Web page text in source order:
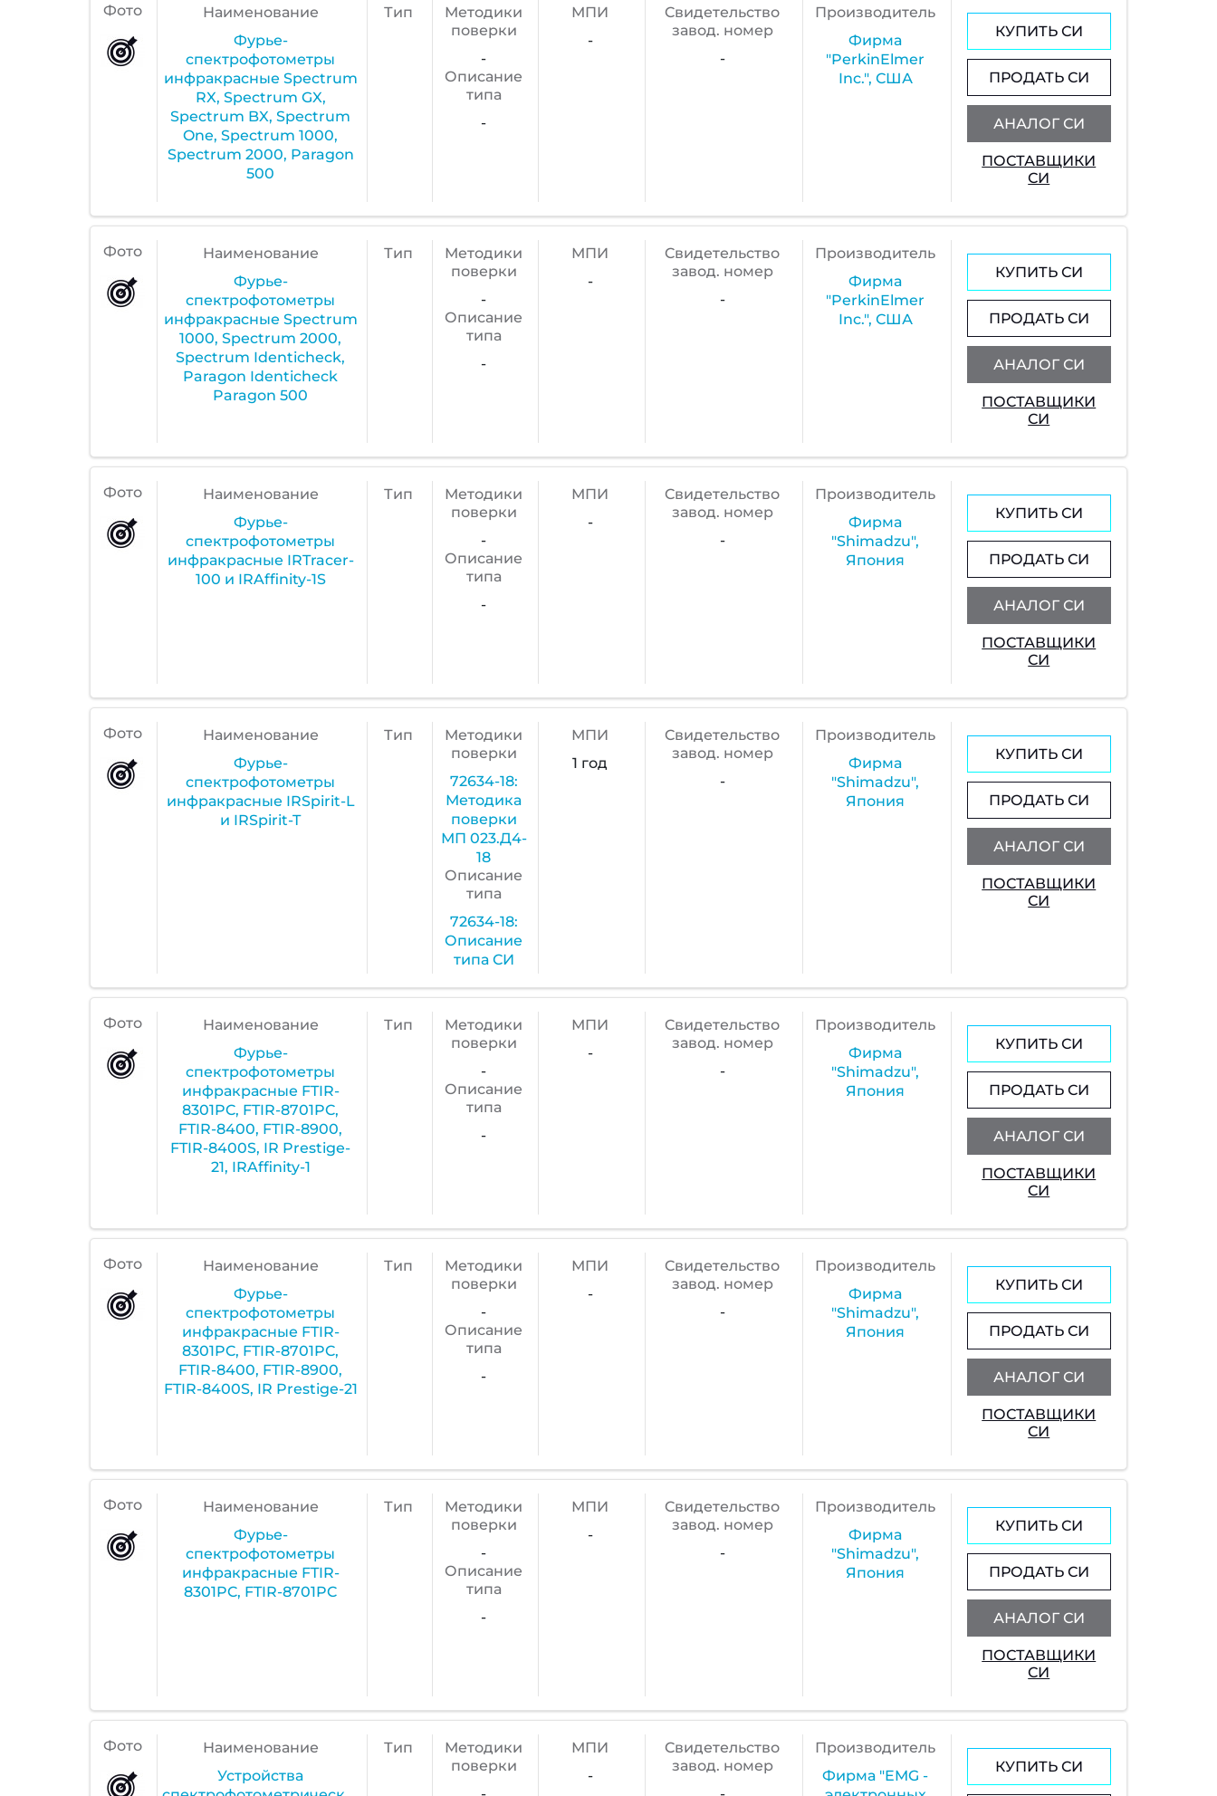
Фото
Наименование
Фурье-
спектрофотометры
инфракрасные Spectrum
RX, Spectrum GX,
Spectrum BX, Spectrum
One, Spectrum 1000,
Spectrum 2000, Paragon
500
Тип
Методики
поверки
-
Описание
типа
-
МПИ
-
Cвидетельство
завод. номер
-
Производитель
Фирма
"PerkinElmer
Inc.", США
КУПИТЬ СИ
ПРОДАТЬ СИ
АНАЛОГ СИ
ПОСТАВЩИКИ
СИ
Фото
Наименование
Фурье-
спектрофотометры
инфракрасные Spectrum
1000, Spectrum 2000,
Spectrum Identicheck,
Paragon Identicheck
Paragon 500
Тип
Методики
поверки
-
Описание
типа
-
МПИ
-
Cвидетельство
завод. номер
-
Производитель
Фирма
"PerkinElmer
Inc.", США
КУПИТЬ СИ
ПРОДАТЬ СИ
АНАЛОГ СИ
ПОСТАВЩИКИ
СИ
Фото
Наименование
Фурье-
спектрофотометры
инфракрасные IRTracer-
100 и IRAffinity-1S
Тип
Методики
поверки
-
Описание
типа
-
МПИ
-
Cвидетельство
завод. номер
-
Производитель
Фирма
"Shimadzu",
Япония
КУПИТЬ СИ
ПРОДАТЬ СИ
АНАЛОГ СИ
ПОСТАВЩИКИ
СИ
Фото
Наименование
Фурье-
спектрофотометры
инфракрасные IRSpirit-L
и IRSpirit-T
Тип
Методики
поверки
72634-18:
Методика
поверки
МП 023.Д4-
18
Описание
типа
72634-18:
Описание
типа СИ
МПИ
1 год
Cвидетельство
завод. номер
-
Производитель
Фирма
"Shimadzu",
Япония
КУПИТЬ СИ
ПРОДАТЬ СИ
АНАЛОГ СИ
ПОСТАВЩИКИ
СИ
Фото
Наименование
Фурье-
спектрофотометры
инфракрасные FTIR-
8301PC, FTIR-8701PC,
FTIR-8400, FTIR-8900,
FTIR-8400S, IR Prestige-
21, IRAffinity-1
Тип
Методики
поверки
-
Описание
типа
-
МПИ
-
Cвидетельство
завод. номер
-
Производитель
Фирма
"Shimadzu",
Япония
КУПИТЬ СИ
ПРОДАТЬ СИ
АНАЛОГ СИ
ПОСТАВЩИКИ
СИ
Фото
Наименование
Фурье-
спектрофотометры
инфракрасные FTIR-
8301PC, FTIR-8701PC,
FTIR-8400, FTIR-8900,
FTIR-8400S, IR Prestige-21
Тип
Методики
поверки
-
Описание
типа
-
МПИ
-
Cвидетельство
завод. номер
-
Производитель
Фирма
"Shimadzu",
Япония
КУПИТЬ СИ
ПРОДАТЬ СИ
АНАЛОГ СИ
ПОСТАВЩИКИ
СИ
Фото
Наименование
Фурье-
спектрофотометры
инфракрасные FTIR-
8301PC, FTIR-8701PC
Тип
Методики
поверки
-
Описание
типа
-
МПИ
-
Cвидетельство
завод. номер
-
Производитель
Фирма
"Shimadzu",
Япония
КУПИТЬ СИ
ПРОДАТЬ СИ
АНАЛОГ СИ
ПОСТАВЩИКИ
СИ
Фото
Наименование
Устройства
Тип
Методики
поверки
МПИ
-
Cвидетельство
завод. номер
Производитель
Фирма "EMG -
КУПИТЬ СИ